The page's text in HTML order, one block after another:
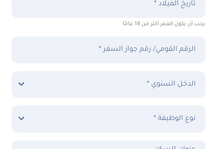
تاريخ الميلاد *
يجب أن يكون العمر أكثر من 18 عامًا
الرقم القومي/ رقم جواز السفر *
الدخل السنوي *
نوع الوظيفة *